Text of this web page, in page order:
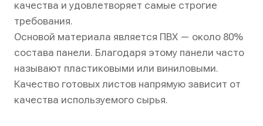
качества и удовлетворяет самые строгие
требования.
Основой материала является ПВХ — около 80%
состава панели. Благодаря этому панели часто
называют пластиковыми или виниловыми.
Качество готовых листов напрямую зависит от
качества используемого сырья.